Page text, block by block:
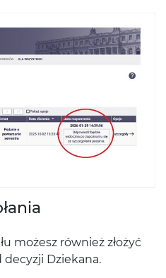
możesz również złożyć
decyzji Dziekana.